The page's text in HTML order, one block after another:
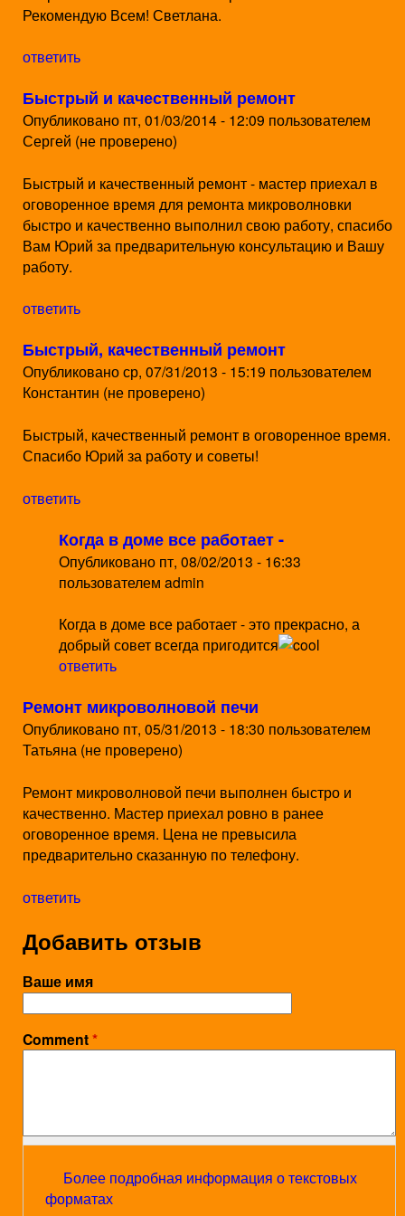
Рекомендую Всем! Светлана.
ответить
Быстрый и качественный ремонт
Опубликовано пт, 01/03/2014 - 12:09 пользователем
Сергей (не проверено)
Быстрый и качественный ремонт - мастер приехал в
оговоренное время для ремонта микроволновки
быстро и качественно выполнил свою работу, спасибо
Вам Юрий за предварительную консультацию и Вашу
работу.
ответить
Быстрый, качественный ремонт
Опубликованоср, 07/31/2013 - 15:19 пользователем
Константин (не проверено)
Быстрый, качественный ремонт в оговоренное время.
Спасибо Юрий за работу и советы!
ответить
Когда в доме все работает -
Опубликовано пт, 08/02/2013 - 16:33
пользователем admin
Когда в доме все работает - это прекрасно, а
добрый совет всегда пригодится
ответить
Ремонт микроволновой печи
Опубликовано пт, 05/31/2013 - 18:30 пользователем
Татьяна (не проверено)
Ремонт микроволновой печи выполнен быстро и
качественно. Мастер приехал ровно в ранее
оговоренное время. Цена не превысила
предварительно сказанную по телефону.
ответить
Добавить отзыв
Ваше имя
Comment*
Более подробная информация о текстовых
форматах